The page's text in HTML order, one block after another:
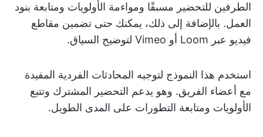
الطرفين للتحضير مسبقًا ومواءمة الأولويات ومتابعة بنود
العمل. بالإضافة إلى ذلك، يمكنك حتى تضمين مقاطع
فيديو عبر Loom أو Vimeo لتوضيح السياق.
استخدم هذا النموذج لتوجيه المحادثات الفردية المفيدة
مع أعضاء الفريق. وهو يدعم التحضير المشترك وتتبع
الأولويات ومتابعة التطورات على المدى الطويل.